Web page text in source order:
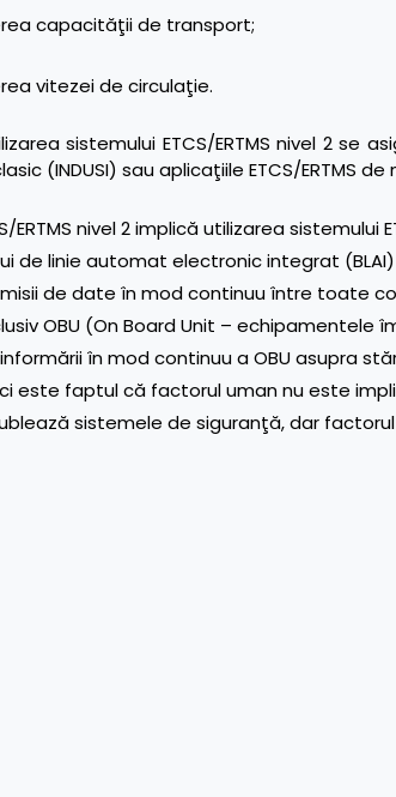
capacităţii de transport;
vitezei de circulaţie.
sistemului ETCS/ERTMS nivel 2
(INDUSI) sau aplicaţiile ETCS/ERTMS
ERTMS nivel 2 implică utilizarea
de linie automat electronic integrat (BLAI)
de date în mod continuu între toate
OBU (On Board Unit –
în mod continuu a OBU asupra
este faptul că factorul uman nu este
sistemele de siguranţă, dar factorul